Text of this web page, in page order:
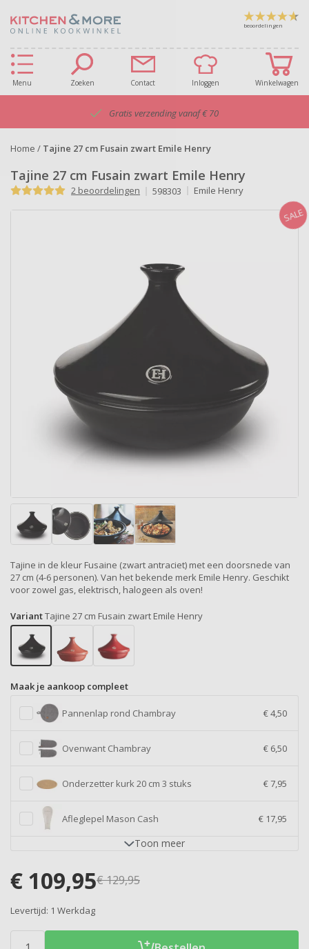
beoordelingen
Menu Zoeken Contact Inloggen Winkelwagen
Gratis verzending vanaf € 70
Home / Tajine 27 cm Fusain zwart Emile Henry
Tajine 27 cm Fusain zwart Emile Henry
2 beoordelingen 598303 Emile Henry
SALE
Tajine in de kleur Fusaine (zwart antraciet) met een doorsnede van
27 cm (4-6 personen). Van het bekende merk Emile Henry. Geschikt
voor zowel gas, elektrisch, halogeen als oven!
VariantTajine 27 cm Fusain zwart Emile Henry
Maak je aankoop compleet
Pannenlap rond Chambray € 4,50
Ovenwant Chambray € 6,50
Onderzetter kurk 20 cm 3 stuks € 7,95
Afleglepel Mason Cash € 17,95
Toon meer
€129,95
€ 109,95
Levertijd: 1 Werkdag